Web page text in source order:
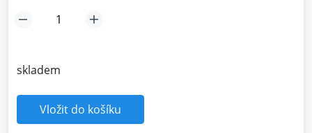
skladem
Vložit do košíku